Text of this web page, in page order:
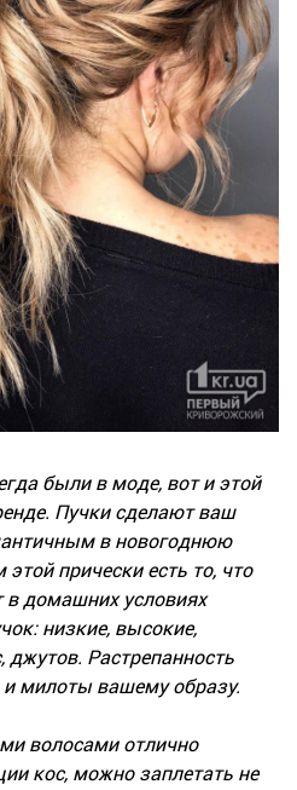
были в моде, вот и этой
Пучки сделают ваш
в новогоднюю
прически есть то, что
домашних условиях
низкие, высокие,
Растрепанность
и милоты вашему образу.
волосами отлично
кос, можно заплетать не